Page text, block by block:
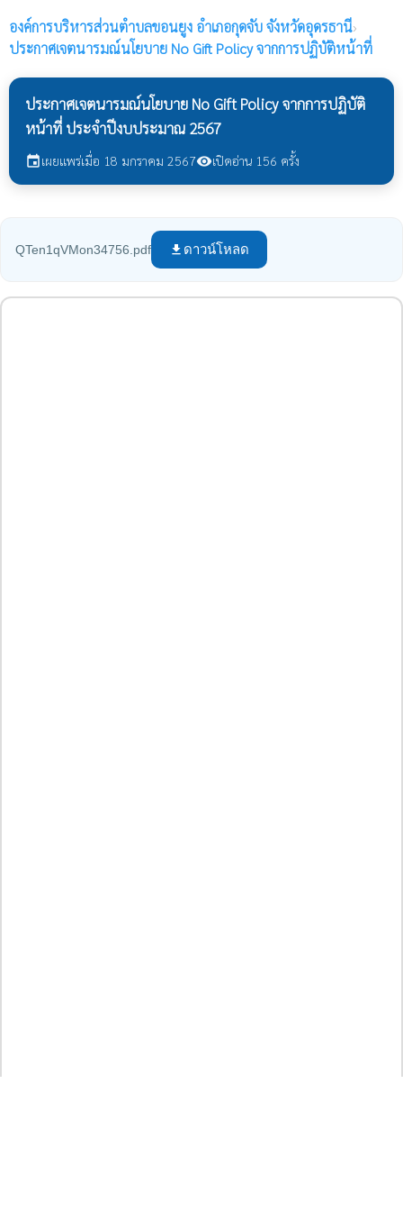
องค์การบริหารส่วนตำบลขอนยูง อำเภอกุดจับ จังหวัดอุดรธานี›
ประกาศเจตนารมณ์นโยบาย No Gift Policy จากการปฏิบัติหน้าที่
ประกาศเจตนารมณ์นโยบาย No Gift Policy จากการปฏิบัติ
หน้าที่ ประจำปีงบประมาณ 2567
eventเผยแพร่เมื่อ 18 มกราคม 2567visibilityเปิดอ่าน 156 ครั้ง
QTen1qVMon34756.pdf file_download ดาวน์โหลด